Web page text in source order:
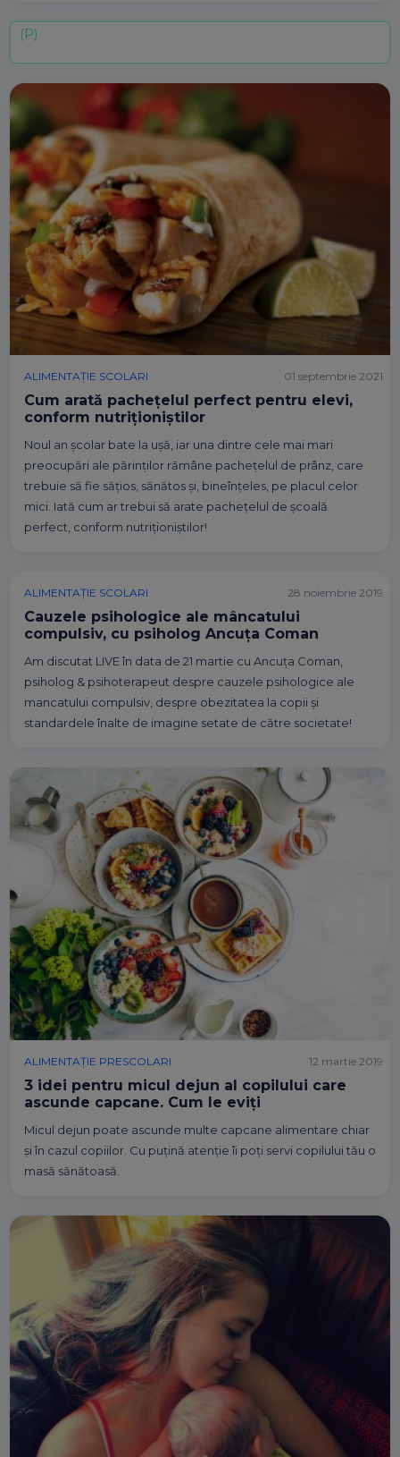
ALIMENTAȚIE SCOLARI
Cum arată pachețelul perfect pentru elevi,
conform nutriționiștilor
Noul an școlar bate la ușă, iar una dintre cele mai mari
preocupări ale părinților rămâne pachețelul de prânz, care
trebuie să fie sățios, sănătos și, bineînțeles, pe placul celor
mici. Iată cum ar trebui să arate pachețelul de școală
perfect, conform nutriționiștilor!
01 septembrie 2021
ALIMENTAȚIE SCOLARI
Cauzele psihologice ale mâncatului
compulsiv, cu psiholog Ancuța Coman
Am discutat LIVE în data de 21 martie cu Ancuța Coman,
psiholog & psihoterapeut despre cauzele psihologice ale
mancatului compulsiv, despre obezitatea la copii și
standardele înalte de imagine setate de către societate!
28 noiembrie 2019
ALIMENTAȚIE PRESCOLARI
3 idei pentru micul dejun al copilului care
ascunde capcane. Cum le eviți
Micul dejun poate ascunde multe capcane alimentare chiar
și în cazul copiilor. Cu puțină atenție îi poți servi copilului tău o
masă sănătoasă.
12 martie 2019